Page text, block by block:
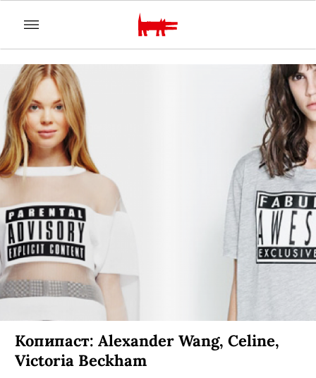
Копипаст: Alexander Wang, Celine,
Victoria Beckham